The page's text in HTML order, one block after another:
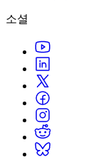
Unity가 지원하는
LiveOps
출시 후 인사이트
성장
사용자 확보
모바일 사용자를
운영 우수성 확보
리테일
상점 경험을 온라
자동차
혁신을 가속화하
모든 산업 보기
기술 용어 라이브러
활용 사례
실제 성공 사례
베스트 프랙티스
전문가 팁
데모
Livestreams
Unity Awards
전 세계 Unity 크리
Unity 사용이 처음
사용법 가이드
실용적인 팁 및 베
교육
학생용
커리어 시작하기
소셜